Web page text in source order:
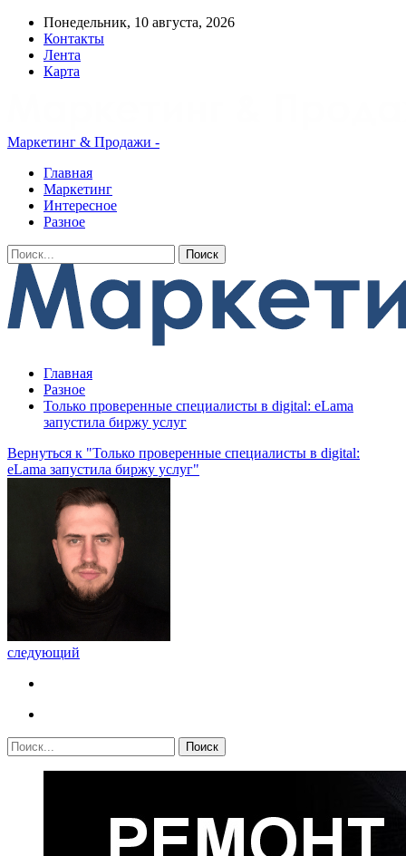
Понедельник, 10 августа, 2026
Контакты
Лента
Карта
Маркетинг & Продажи -
Главная
Маркетинг
Интересное
Разное
Главная
Разное
Только проверенные специалисты в digital: eLama
запустила биржу услуг
Вернуться к "Только проверенные специалисты в digital:
eLama запустила биржу услуг"
следующий